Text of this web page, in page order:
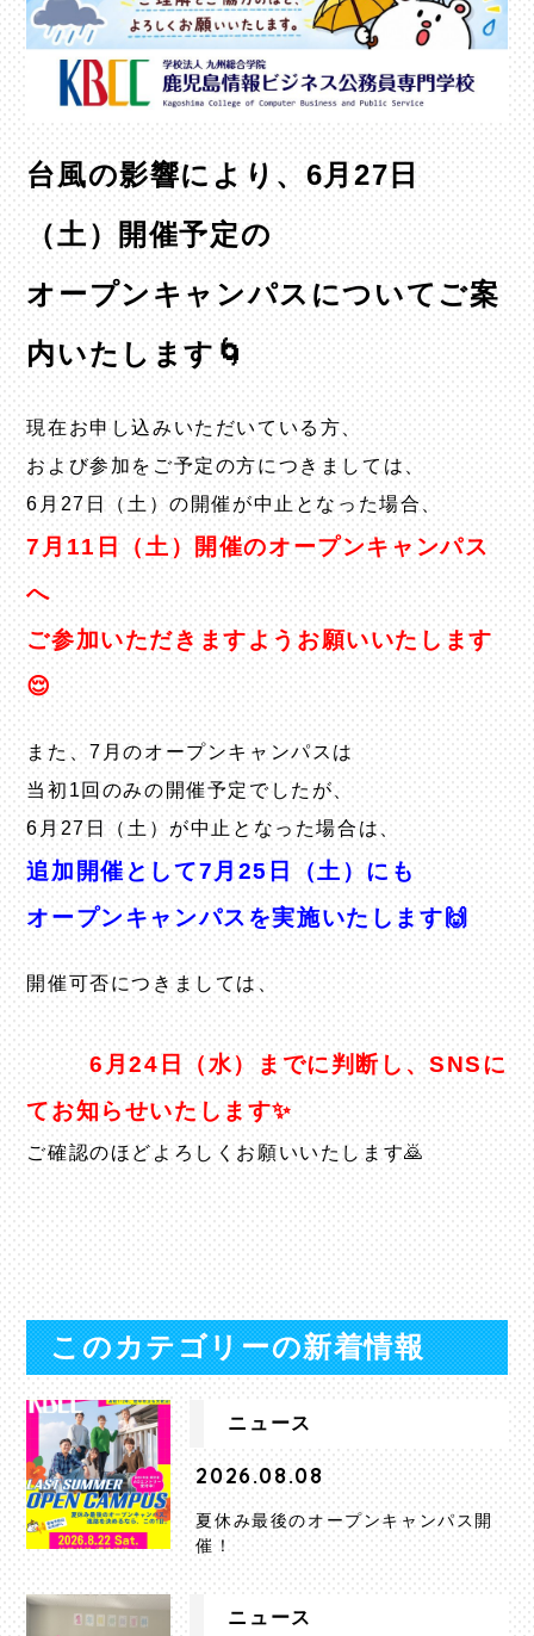
台風の影響により、6月27日
（土）開催予定の
オープンキャンパスについてご案
内いたします🌀
現在お申し込みいただいている方、
および参加をご予定の方につきましては、
6月27日（土）の開催が中止となった場合、
7月11日（土）開催のオープンキャンパス
へ
ご参加いただきますようお願いいたします
😌
また、7月のオープンキャンパスは
当初1回のみの開催予定でしたが、
6月27日（土）が中止となった場合は、
追加開催として7月25日（土）にも
オープンキャンパスを実施いたします🙌
開催可否につきましては、
6月24日（水）までに判断し、SNSに
てお知らせいたします✨
ご確認のほどよろしくお願いいたします🙇⁡
このカテゴリーの新着情報
ニュース
2026.08.08
夏休み最後のオープンキャンパス開
催！
ニュース